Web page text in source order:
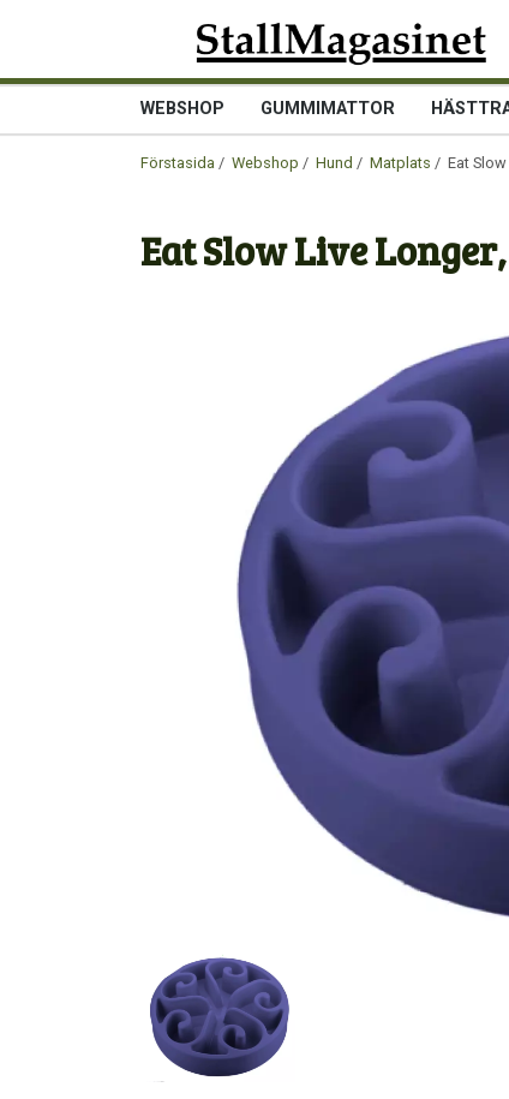
WEBSHOP GUMMIMATTOR
Förstasida / Webshop / Hund / Matplats / Eat Slow
Eat Slow Live